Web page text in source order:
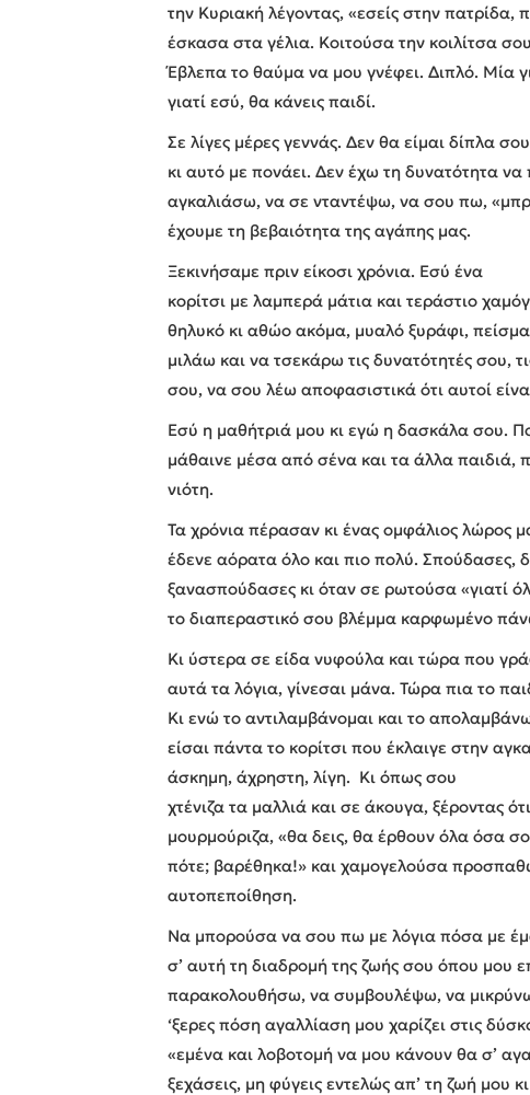
την Κυριακή λέγοντας, «εσείς στην πατρίδα,
έσκασα στα γέλια. Κοιτούσα την κοιλίτσα
Έβλεπα το θαύμα να μου γνέφει. Διπλό. Μία
γιατί εσύ, θα κάνεις παιδί.
Σε λίγες μέρες γεννάς. Δεν θα είμαι δίπλα σου
κι αυτό με πονάει. Δεν έχω τη δυνατότητα
αγκαλιάσω, να σε νταντέψω, να σου πω,
έχουμε τη βεβαιότητα της αγάπης μας.
Ξεκινήσαμε πριν είκοσι χρόνια. Εσύ ένα
κορίτσι με λαμπερά μάτια και τεράστιο
θηλυκό κι αθώο ακόμα, μυαλό ξυράφι,
μιλάω και να τσεκάρω τις δυνατότητές σου,
σου, να σου λέω αποφασιστικά ότι αυτοί
Εσύ η μαθήτριά μου κι εγώ η δασκάλα σου.
μάθαινε μέσα από σένα και τα άλλα παιδιά,
νιότη.
Τα χρόνια πέρασαν κι ένας ομφάλιος λώρος
έδενε αόρατα όλο και πιο πολύ. Σπούδασες,
ξανασπούδασες κι όταν σε ρωτούσα «γιατί
το διαπεραστικό σου βλέμμα καρφωμένο
Κι ύστερα σε είδα νυφούλα και τώρα που
αυτά τα λόγια, γίνεσαι μάνα. Τώρα πια το
Κι ενώ το αντιλαμβάνομαι και το
είσαι πάντα το κορίτσι που έκλαιγε στην
άσκημη, άχρηστη, λίγη. Κι όπως σου
χτένιζα τα μαλλιά και σε άκουγα, ξέροντας
μουρμούριζα, «θα δεις, θα έρθουν όλα όσα
πότε; βαρέθηκα!» και χαμογελούσα
αυτοπεποίθηση.
Να μπορούσα να σου πω με λόγια πόσα με
σ’ αυτή τη διαδρομή της ζωής σου όπου μου
παρακολουθήσω, να συμβουλέψω, να
‘ξερες πόση αγαλλίαση μου χαρίζει στις
«εμένα και λοβοτομή να μου κάνουν θα σ’
ξεχάσεις, μη φύγεις εντελώς απ’ τη ζωή μου